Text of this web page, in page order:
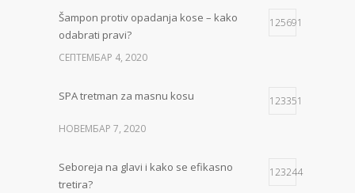
Šampon protiv opadanja kose – kako
odabrati pravi?
125691
СЕПТЕМБАР 4, 2020
SPA tretman za masnu kosu 123351
НОВЕМБАР 7, 2020
Seboreja na glavi i kako se efikasno
tretira?
123244